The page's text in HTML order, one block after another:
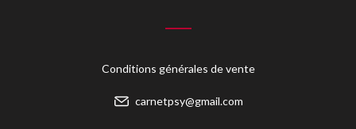
Conditions générales de vente
carnetpsy@gmail.com